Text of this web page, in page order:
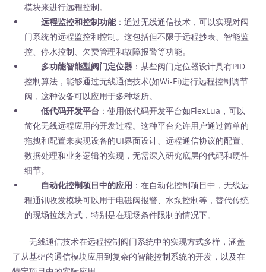
模块来进行远程控制。
远程监控和控制功能：通过无线通信技术，可以实现对阀
门系统的远程监控和控制。这包括但不限于远程抄表、智能监
控、停水控制、欠费管理和故障报警等功能。
多功能智能型阀门定位器 ：某些阀门定位器设计具有PID
控制算法，能够通过无线通信技术(如Wi-Fi)进行远程控制调节
阀，这种设备可以应用于多种场所。
低代码开发平台 ：使用低代码开发平台如FlexLua，可以
简化无线远程应用的开发过程。这种平台允许用户通过简单的
拖拽和配置来实现设备的UI界面设计、远程通信协议的配置、
数据处理和业务逻辑的实现，无需深入研究底层的代码和硬件
细节。
自动化控制项目中的应用 ：在自动化控制项目中，无线远
程通讯收发模块可以用于电磁阀报警、水泵控制等，替代传统
的现场拉线方式，特别是在现场条件限制的情况下。
无线通信技术在远程控制阀门系统中的实现方式多样，涵盖
了从基础的通信模块应用到复杂的智能控制系统的开发，以及在